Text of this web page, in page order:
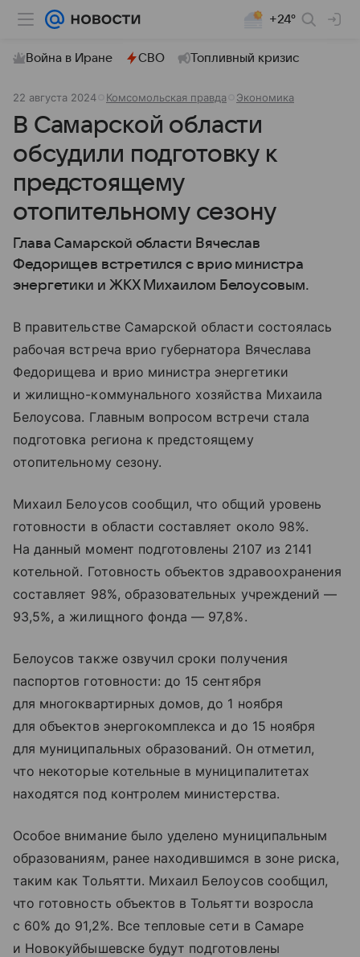
+24°
Война в Иране СВО Топливный кризис
22 августа 2024 Комсомольская правда Экономика
В Самарской области
обсудили подготовку к
предстоящему
отопительному сезону
Глава Самарской области Вячеслав
Федорищев встретился с врио министра
энергетики и ЖКХ Михаилом Белоусовым.
В правительстве Самарской области состоялась
рабочая встреча врио губернатора Вячеслава
Федорищева и врио министра энергетики
и жилищно-коммунального хозяйства Михаила
Белоусова. Главным вопросом встречи стала
подготовка региона к предстоящему
отопительному сезону.
Михаил Белоусов сообщил, что общий уровень
готовности в области составляет около 98%.
На данный момент подготовлены 2107 из 2141
котельной. Готовность объектов здравоохранения
составляет 98%, образовательных учреждений —
93,5%, а жилищного фонда — 97,8%.
Белоусов также озвучил сроки получения
паспортов готовности: до 15 сентября
для многоквартирных домов, до 1 ноября
для объектов энергокомплекса и до 15 ноября
для муниципальных образований. Он отметил,
что некоторые котельные в муниципалитетах
находятся под контролем министерства.
Особое внимание было уделено муниципальным
образованиям, ранее находившимся в зоне риска,
таким как Тольятти. Михаил Белоусов сообщил,
что готовность объектов в Тольятти возросла
с 60% до 91,2%. Все тепловые сети в Самаре
и Новокуйбышевске будут подготовлены